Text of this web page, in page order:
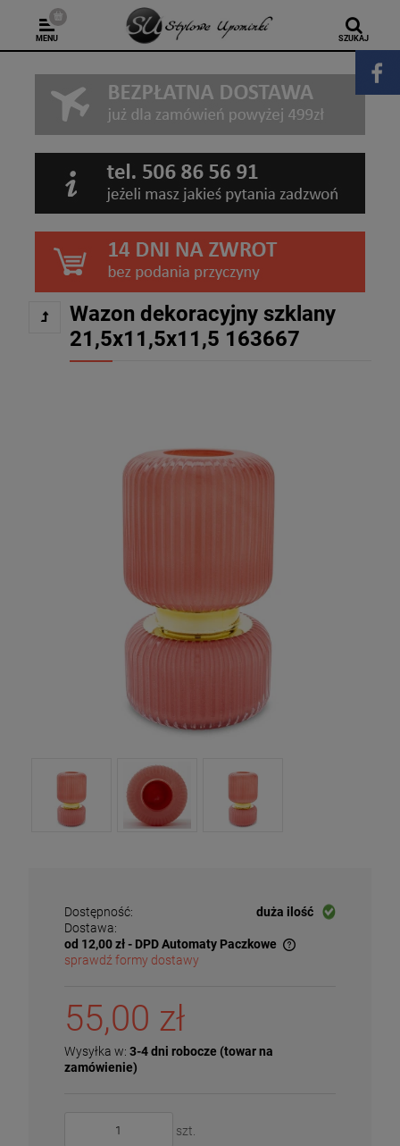
MENU SZUKAJ
Wazon dekoracyjny szklany
21,5x11,5x11,5 163667
Dostępność:
duża ilość
Dostawa:
od 12,00 zł- DPD Automaty Paczkowe
Cena nie zawiera ewentualnych kosztów płatności
sprawdź formy dostawy
55,00 zł
Wysyłka w: 3-4 dni robocze (towar na
zamówienie)
szt.